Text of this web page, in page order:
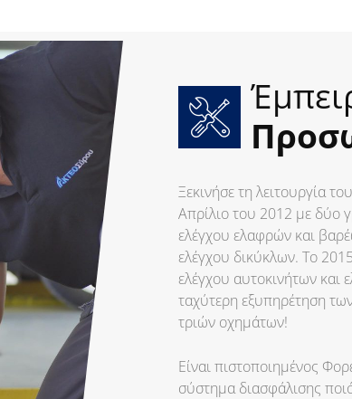
Ξεκινήσε τη λειτουργία
Απρίλιο του 2012 με δύο
ελέγχου ελαφρών και
ελέγχου δικύκλων. Το
ελέγχου αυτοκινήτων
ταχύτερη εξυπηρέτηση
τριών οχημάτων!
Είναι πιστοποιημένος
σύστημα διασφάλισης